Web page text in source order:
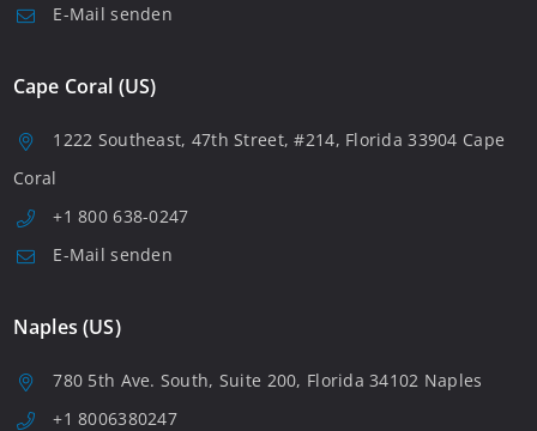
E-Mail senden
Cape Coral (US)
1222 Southeast, 47th Street, #214, Florida 33904 Cape
Coral
+1 800 638-0247
E-Mail senden
Naples (US)
780 5th Ave. South, Suite 200, Florida 34102 Naples
+1 8006380247